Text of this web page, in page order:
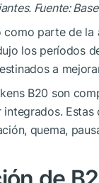
Fuente: Base
parte de la
los períodos
a
B20 son
quema,